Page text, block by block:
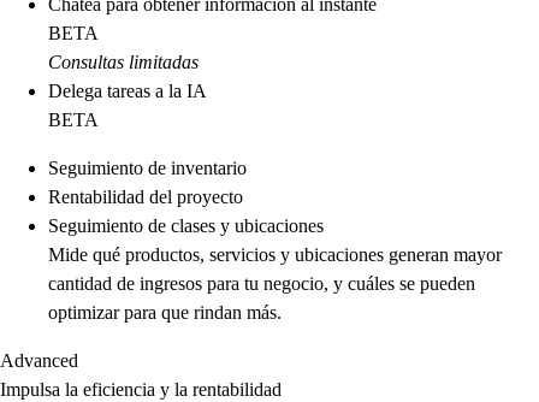
BETA
Consultas limitadas
Delega tareas a la IA
BETA
Seguimiento de inventario
Rentabilidad del proyecto
Seguimiento de clases y ubicaciones
Mide qué productos, servicios y ubicaciones generan mayor
cantidad de ingresos para tu negocio, y cuáles se pueden
optimizar para que rindan más.
Advanced
Impulsa la eficiencia y la rentabilidad